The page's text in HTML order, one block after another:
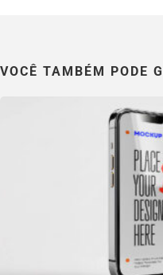
VOCÊ TAMBÉM PODE